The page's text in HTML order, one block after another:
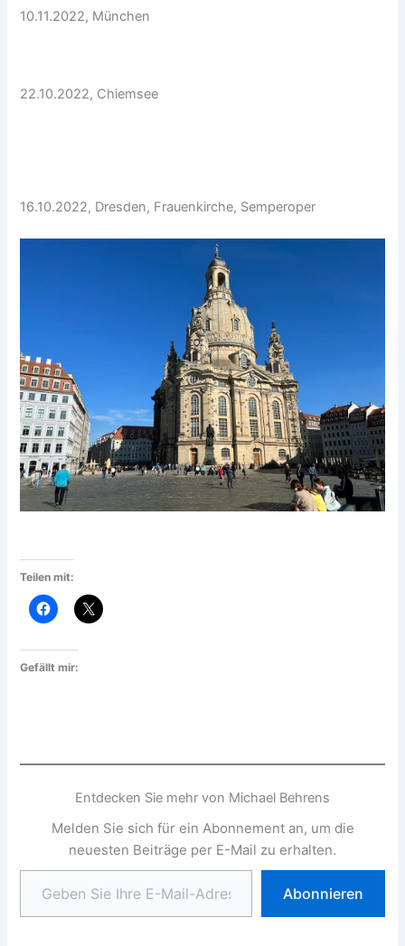
10.11.2022, München
22.10.2022, Chiemsee
16.10.2022, Dresden, Frauenkirche, Semperoper
Teilen mit:
Gefällt mir:
Entdecken Sie mehr von Michael Behrens
Melden Sie sich für ein Abonnement an, um die
neuesten Beiträge per E-Mail zu erhalten.
Geben Sie Ihre E-Mail-Adresse ein ...
Abonnieren